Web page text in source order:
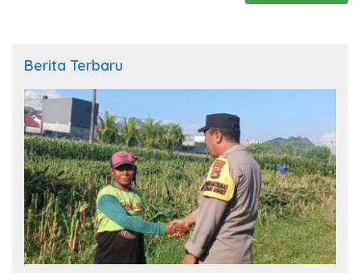
Berita Terbaru